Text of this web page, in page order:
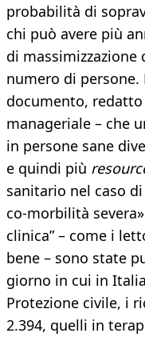
probabilità di
chi può avere più
di
numero di persone.
documento,
manageriale – che
in persone sane
e quindi più
sanitario nel caso
co-morbilità
clinica” – come i
bene – sono state
giorno in cui in
Protezione civile, i
2.394, quelli in